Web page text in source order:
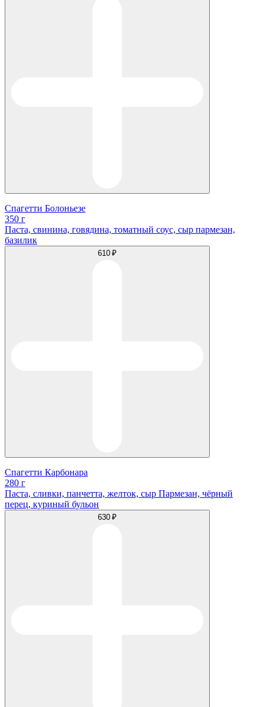
Спагетти Болоньезе
350 г
Паста, свинина, говядина, томатный соус, сыр пармезан,
базилик
610 ₽
Спагетти Карбонара
280 г
Паста, сливки, панчетта, желток, сыр Пармезан, чёрный
перец, куриный бульон
630 ₽